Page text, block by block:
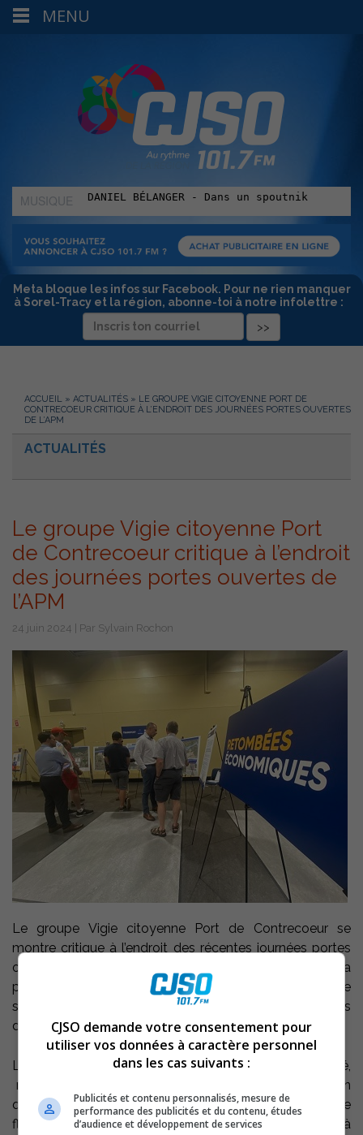
MUSIQUE
:
Meta bloque les infos sur Facebook. Pour ne rien manquer
à Sorel-Tracy et la région, abonne-toi à notre infolettre :
ACCUEIL » ACTUALITÉS » LE GROUPE VIGIE CITOYENNE PORT DE
CONTRECOEUR CRITIQUE À L’ENDROIT DES JOURNÉES PORTES OUVERTES
DE L’APM
ACTUALITÉS
Le groupe Vigie citoyenne Port
de Contrecoeur critique à l’endroit
des journées portes ouvertes de
l’APM
24 juin 2024 | Par Sylvain Rochon
Le groupe Vigie citoyenne Port de Contrecoeur se
montre critique à l’endroit des récentes journées portes
ouvertes auquel le Port de Montréal a convié la
population pour répondre à ses questions et entendre
ses remarques sur l’agrandissement de ses installations
de Contrecoeur.
L’opération, fait savoir le groupe dans un communiqué,
n’a pas suffi à « dissiper les inquiétudes de la population
quant aux impacts environnementaux potentiels sur le
fleuve, le territoire et l’érosion des berges, non plus qu’à
MENU
CJSO demande votre consentement pour
utiliser vos données à caractère personnel
dans les cas suivants :
Publicités et contenu personnalisés, mesure de
performance des publicités et du contenu, études
d’audience et développement de services